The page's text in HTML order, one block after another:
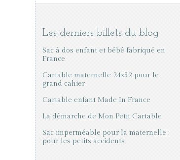
Les derniers billets du blog
Sac à dos enfant et bébé fabriqué en
France
Cartable maternelle 24x32 pour le
grand cahier
Cartable enfant Made In France
La démarche de Mon Petit Cartable
Sac imperméable pour la maternelle :
pour les petits accidents